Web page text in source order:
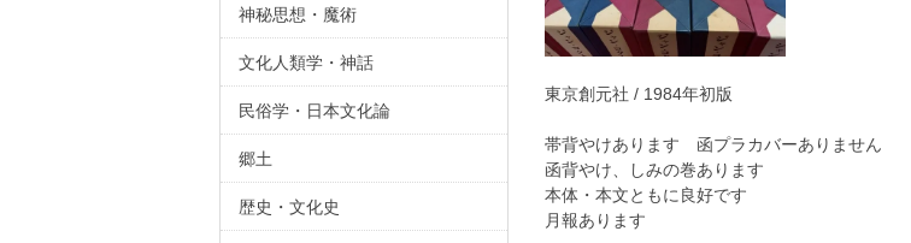
東京創元社 / 1984年初版
帯背やけあります 函プラカバーありません
函背やけ、しみの巻あります
本体・本文ともに良好です
月報あります
神秘思想・魔術
文化人類学・神話
民俗学・日本文化論
郷土
歴史・文化史